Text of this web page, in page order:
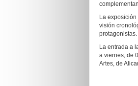
La
visión
protagonistas.
La entrada a
a viernes, de
Artes, de